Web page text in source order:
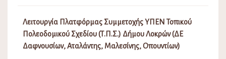
Λειτουργία Πλατφόρμας Συμμετοχής ΥΠΕΝ Τοπικού
Πολεοδομικού Σχεδίου (Τ.Π.Σ.) Δήμου Λοκρών (ΔΕ
Δαφνουσίων, Αταλάντης, Μαλεσίνης, Οπουντίων)